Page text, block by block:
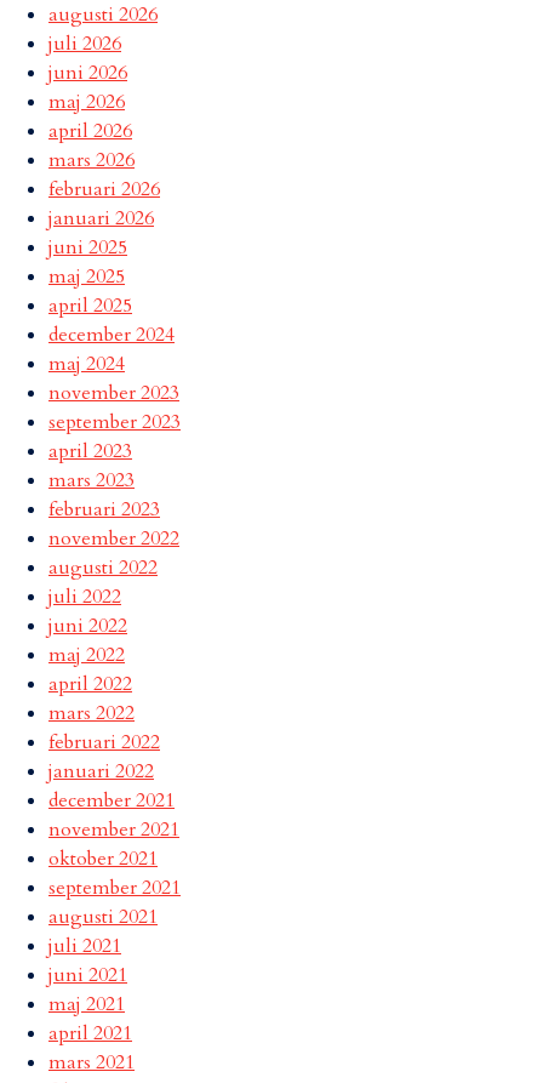
augusti 2026
juli 2026
juni 2026
maj 2026
april 2026
mars 2026
februari 2026
januari 2026
juni 2025
maj 2025
april 2025
december 2024
maj 2024
november 2023
september 2023
april 2023
mars 2023
februari 2023
november 2022
augusti 2022
juli 2022
juni 2022
maj 2022
april 2022
mars 2022
februari 2022
januari 2022
december 2021
november 2021
oktober 2021
september 2021
augusti 2021
juli 2021
juni 2021
maj 2021
april 2021
mars 2021